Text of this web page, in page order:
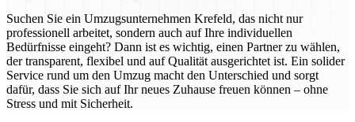
Suchen Sie ein Umzugsunternehmen Krefeld, das nicht nur
professionell arbeitet, sondern auch auf Ihre individuellen
Bedürfnisse eingeht? Dann ist es wichtig, einen Partner zu wählen,
der transparent, flexibel und auf Qualität ausgerichtet ist. Ein solider
Service rund um den Umzug macht den Unterschied und sorgt
dafür, dass Sie sich auf Ihr neues Zuhause freuen können – ohne
Stress und mit Sicherheit.